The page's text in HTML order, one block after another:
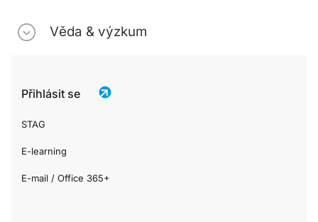
Věda & výzkum
Přihlásit se
STAG
E-learning
E-mail / Office 365+